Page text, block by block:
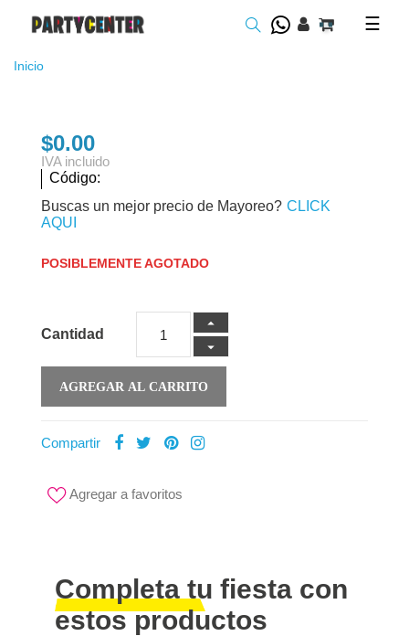
☰
Inicio
$0.00
IVA incluido
Código:
Buscas un mejor precio de Mayoreo? CLICK
AQUI
POSIBLEMENTE AGOTADO
Cantidad
AGREGAR AL CARRITO
Compartir
Agregar a favoritos
Completa tu fiesta con
estos productos